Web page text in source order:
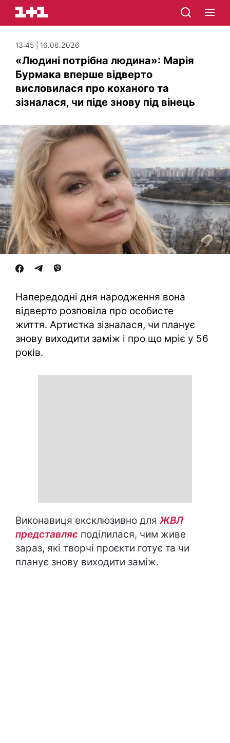
13:45 | 16.06.2026
«Людині потрібна людина»: Марія
Бурмака вперше відверто
висловилася про коханого та
зізналася, чи піде знову під вінець
Напередодні дня народження вона
відверто розповіла про особисте
життя. Артистка зізналася, чи планує
знову виходити заміж і про що мріє у 56
років.
Виконавиця ексклюзивно для ЖВЛ
представляє поділилася, чим живе
зараз, які творчі проєкти готує та чи
планує знову виходити заміж.